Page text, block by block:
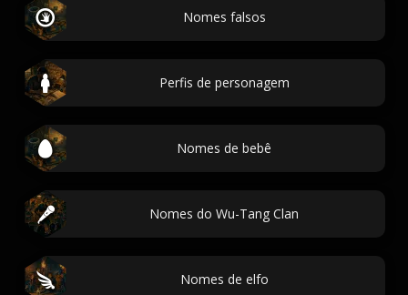
Nomes falsos
Perfis de personagem
Nomes de bebê
Nomes do Wu-Tang Clan
Nomes de elfo